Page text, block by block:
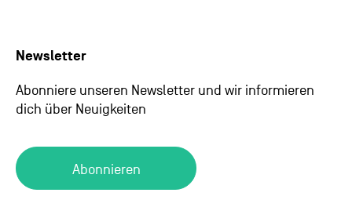
Newsletter
Abonniere unseren Newsletter und wir informieren
dich über Neuigkeiten
Abonnieren